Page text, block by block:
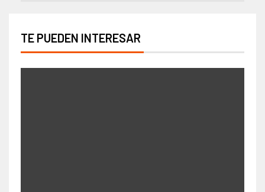
TE PUEDEN INTERESAR